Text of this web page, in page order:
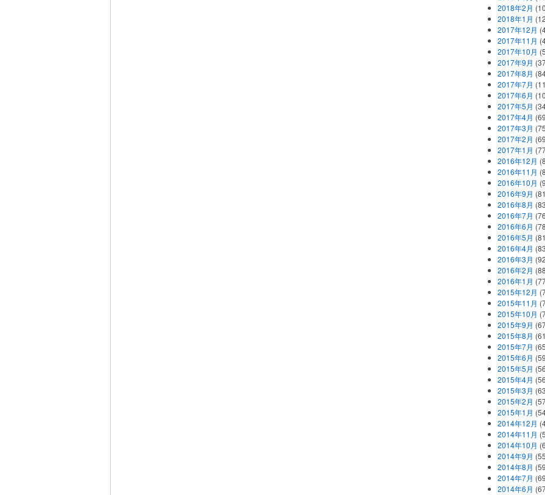
2018年2月
2018年1月
2017年12月
2017年11月
2017年10月
2017年9月
2017年8月
2017年7月
2017年6月
2017年5月
2017年4月
2017年3月
2017年2月
2017年1月
2016年12月
2016年11月
2016年10月
2016年9月
2016年8月
2016年7月
2016年6月
2016年5月
2016年4月
2016年3月
2016年2月
2016年1月
2015年12月
2015年11月
2015年10月
2015年9月
2015年8月
2015年7月
2015年6月
2015年5月
2015年4月
2015年3月
2015年2月
2015年1月
2014年12月
2014年11月
2014年10月
2014年9月
2014年8月
2014年7月
2014年6月